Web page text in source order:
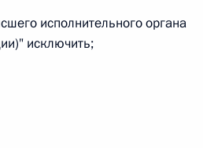
исполнительного органа
исключить;